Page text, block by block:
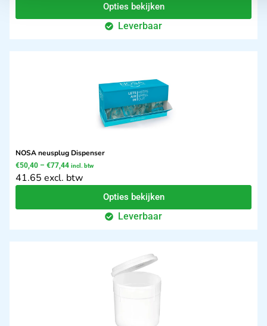
Opties bekijken
Leverbaar
NOSA neusplug Dispenser
€50,40 – €77,44 incl. btw
41.65 excl. btw
Opties bekijken
Leverbaar